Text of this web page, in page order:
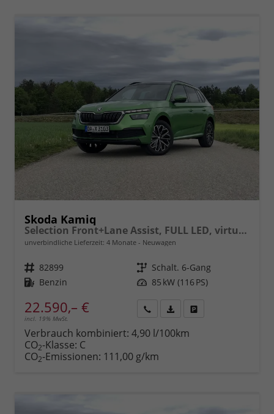
Skoda Kamiq
Selection Front+Lane Assist, FULL LED, virtuelles Cockpit, , Climatronic, Parksensoren, ISOFIX, el. Fensterheber, Tempomat, Sitzhzg. uvm.
unverbindliche Lieferzeit: 4 Monate Neuwagen
Fahrzeugnr. 82899 Getriebe Schalt. 6-Gang
Kraftstoff Benzin Leistung 85 kW (116 PS)
22.590,– €
incl. 19% MwSt.
anfordern
Datei,
Verbrauch kombiniert: 4,90 l/100km
CO2-Klasse: C
CO2-Emissionen: 111,00 g/km